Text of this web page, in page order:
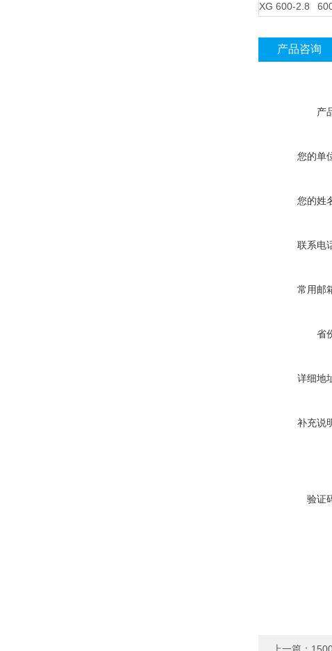
XG 600-2.8
产品咨询
产
您的单
您的姓
联系电
常用邮
省
详细地
补充说
验证